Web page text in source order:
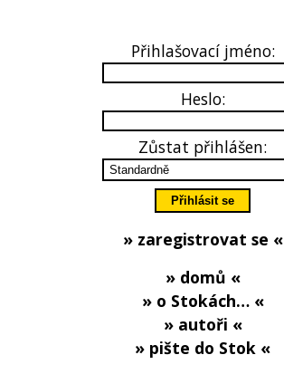
Přihlašovací jméno:
Heslo:
Zůstat přihlášen:
» zaregistrovat se «
» domů «
» o Stokách… «
» autoři «
» pište do Stok «